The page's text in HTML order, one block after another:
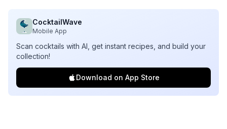
CocktailWave
Mobile App
Scan cocktails with AI, get instant recipes, and build your
collection!
Download on App Store